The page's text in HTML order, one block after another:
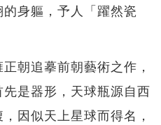
身軀，予人「躍然瓷
朝追摹前朝藝術之作，
是器形，天球瓶源自西
因似天上星球而得名，